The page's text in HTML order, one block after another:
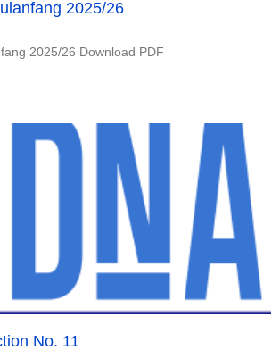
2025/26
2025/26 Download PDF
No. 11